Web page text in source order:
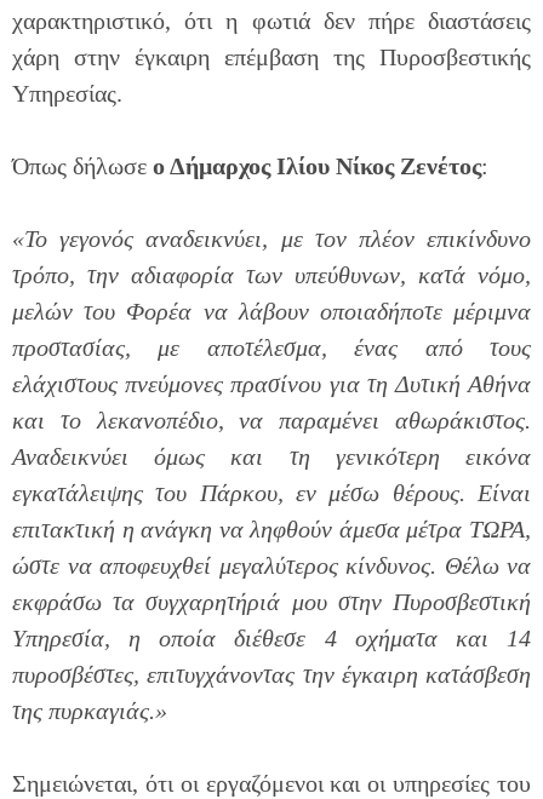
χαρακτηριστικό, ότι η φωτιά δεν πήρε διαστάσεις
χάρη στην έγκαιρη επέμβαση της Πυροσβεστικής
Υπηρεσίας.
Όπως δήλωσε ο Δήμαρχος Ιλίου Νίκος Ζενέτος:
«Το γεγονός αναδεικνύει, με τον πλέον επικίνδυνο
τρόπο, την αδιαφορία των υπεύθυνων, κατά νόμο,
μελών του Φορέα να λάβουν οποιαδήποτε μέριμνα
προστασίας, με αποτέλεσμα, ένας από τους
ελάχιστους πνεύμονες πρασίνου για τη Δυτική Αθήνα
και το λεκανοπέδιο, να παραμένει αθωράκιστος.
Αναδεικνύει όμως και τη γενικότερη εικόνα
εγκατάλειψης του Πάρκου, εν μέσω θέρους. Είναι
επιτακτική η ανάγκη να ληφθούν άμεσα μέτρα ΤΩΡΑ,
ώστε να αποφευχθεί μεγαλύτερος κίνδυνος. Θέλω να
εκφράσω τα συγχαρητήριά μου στην Πυροσβεστική
Υπηρεσία, η οποία διέθεσε 4 οχήματα και 14
πυροσβέστες, επιτυγχάνοντας την έγκαιρη κατάσβεση
της πυρκαγιάς.»
Σημειώνεται, ότι οι εργαζόμενοι και οι υπηρεσίες του